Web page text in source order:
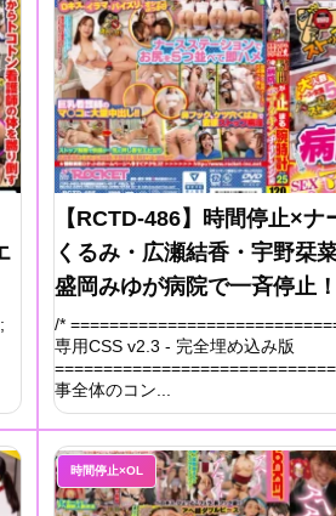
【RCTD-486】時間停止×
くるみ・広瀬結香・宇野栞
盛岡みゆが病院で一斉停止
モミ＆即ハメ完全レビュー
/*
専用CSS v2.3 - 完全埋め込み版
事全体のコン...
時間停止×OL